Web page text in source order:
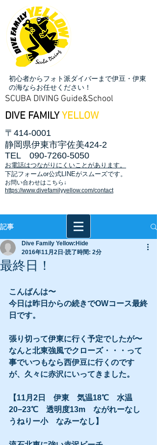
初心者からフォト派ダイバーまで伊豆・伊東
の海ならお任せください！
SCUBA DIVING Guide&School
DIVE FAMILY YELLOW
〒414-0001
静岡県伊東市宇佐美424-2
TEL 090-7260-5050
お電話はつながりにくいことがあります。
​下記フォームor公式LINEがスムーズです。
お問い合わせはこちら↓
https://www.divefamilyyellow.com/contact
記事
最終日！
Dive Family Yellow:Hide
2016年11月2日 読了時間: 2分
こんばんは〜
今日は昨日からの続きでOWコース最終
日です。
張り切って伊東に行く予定でしたが〜
なんと北東強風でクローズ・・・って
事でいつもなら西伊豆に行くのです
が、久々に赤沢にいってきました。
【11月2日　伊東　気温18℃　水温
20−23℃　透明度13m　ながれーなし
うねりー小　なみーなし】